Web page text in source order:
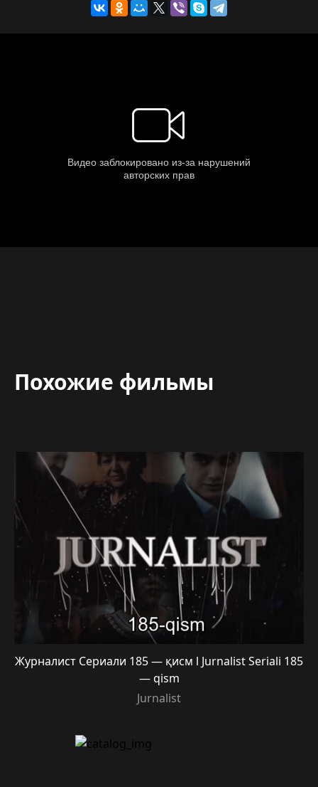
Похожие фильмы
Журналист Сериали 185 — қисм l Jurnalist Seriali 185
— qism
Jurnalist